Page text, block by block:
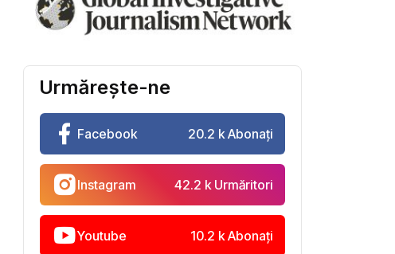
Urmărește-ne
Facebook 20.2 k Abonați
Instagram 42.2 k Urmăritori
Youtube 10.2 k Abonați